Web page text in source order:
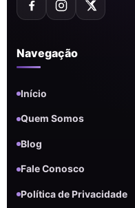
Navegação
Início
Quem Somos
Blog
Fale Conosco
Política de Privacidade